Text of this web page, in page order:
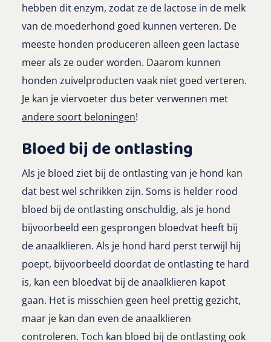
hebben dit enzym, zodat ze de lactose in de melk
van de moederhond goed kunnen verteren. De
meeste honden produceren alleen geen lactase
meer als ze ouder worden. Daarom kunnen
honden zuivelproducten vaak niet goed verteren.
Je kan je viervoeter dus beter verwennen met
andere soort beloningen!
Bloed bij de ontlasting
Als je bloed ziet bij de ontlasting van je hond kan
dat best wel schrikken zijn. Soms is helder rood
bloed bij de ontlasting onschuldig, als je hond
bijvoorbeeld een gesprongen bloedvat heeft bij
de anaalklieren. Als je hond hard perst terwijl hij
poept, bijvoorbeeld doordat de ontlasting te hard
is, kan een bloedvat bij de anaalklieren kapot
gaan. Het is misschien geen heel prettig gezicht,
maar je kan dan even de anaalklieren
controleren. Toch kan bloed bij de ontlasting ook